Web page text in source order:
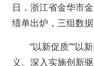
日，浙江省金华市
绩单出炉，三组数据
“以新促质”“以
义。深入实施创新